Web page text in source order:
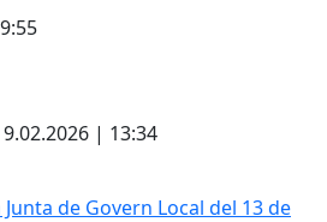
| 13:34
de Govern Local del 13 de